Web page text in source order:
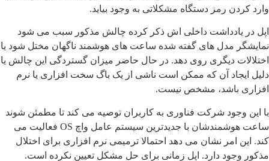
وارد کردن رمز دستگاه مشکلاتی به وجود بیاید.
اپل در یادداشت داخلی اش ذکر کرده چالش مذکور سبب می شود
نمایشگر مدل های گفته شده ساعت های هوشمند ناگهان مختل شود یا
اختلالات دیگری روی دهد. در حال حاضر میزان گستردگی این چالش یا
دلیل ایجاد آن که ممکن است ناشی از یک باگ سخت افزاری یا نرم
افزاری باشد، مشخص نیست.
با این وجود شرکت فناوری به کاربران توصیه می کند تا مطمئن شوند
ساعت هوشمندشان با جدیدترین سیستم عامل واچ OS فعالیت می
کند. این امر نشان می دهد احتمالا ترمیمی نرم افزاری برای اختلال
مذکور وجود دارد. اپل زمانی برای حل مشکل تعیین نکرده است.